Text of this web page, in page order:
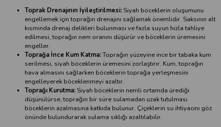
Toprak Drenajının İyileştirilmesi: Siyah böceklerin oluşumunu
engellemek için toprağın drenajını sağlamak önemlidir. Saksının alt
kısmında drenaj delikleri bulunması ve fazla suyun hızla tahliye
edilmesi, toprağın nem oranını düşürür ve böceklerin üremesini
engeller.
Toprağa İnce Kum Katma:Toprağın yüzeyine ince bir tabaka kum
serilmesi, siyah böceklerin üremesini zorlaştırır. Kum, toprağın
hava almasını sağlarken böceklerin toprağa yerleşmesini
engelleyerek böceklenmeyi azaltır.
Toprağı Kurutma: Siyah böceklerin nemli ortamda ürediği
düşünülürse, toprağın bir süre sulamadan uzak tutulması
böceklerin azalmasına katkıda bulunur. Çiçeklerin su ihtiyacını göz
önünde bulundurarak sulama sıklığı azaltılabilir.